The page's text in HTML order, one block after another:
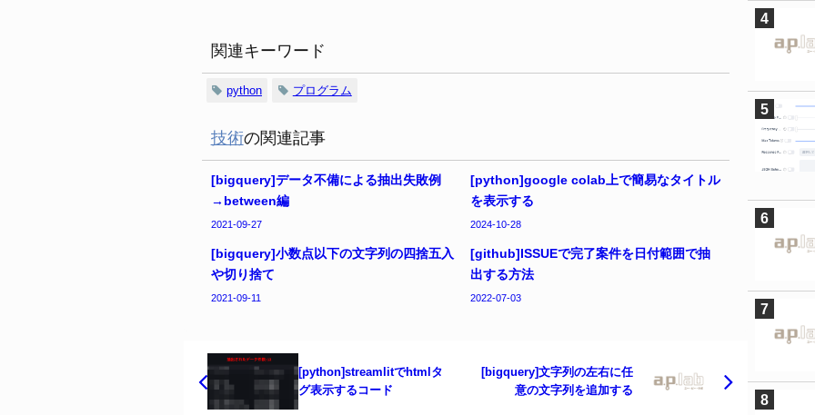
関連キーワード
python プログラム
技術の関連記事
[bigquery]データ不備による抽出失敗例
→between編
2021-09-27
[python]google colab上で簡易なタイトル
を表示する
2024-10-28
[bigquery]小数点以下の文字列の四捨五入
や切り捨て
2021-09-11
[github]ISSUEで完了案件を日付範囲で抽
出する方法
2022-07-03
[python]streamlitでhtmlタ
グ表示するコード
[bigquery]文字列の左右に任
意の文字列を追加する